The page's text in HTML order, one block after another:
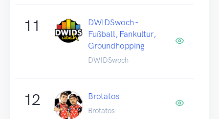
11
DWIDSwoch -
Fußball, Fankultur,
Groundhopping
DWIDSwoch
12 Brotatos
Brotatos